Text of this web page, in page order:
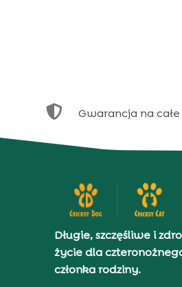
 Gwarancja na
Długie, szczęśliwe i
życie dla
członka rodziny.